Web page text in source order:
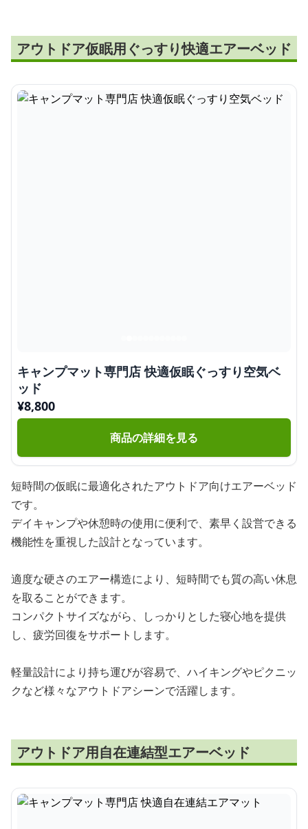
アウトドア仮眠用ぐっすり快適エアーベッド
キャンプマット専門店 快適仮眠ぐっすり空気ベ
ッド
¥8,800
商品の詳細を見る
短時間の仮眠に最適化されたアウトドア向けエアーベッド
です。
デイキャンプや休憩時の使用に便利で、素早く設営できる
機能性を重視した設計となっています。
適度な硬さのエアー構造により、短時間でも質の高い休息
を取ることができます。
コンパクトサイズながら、しっかりとした寝心地を提供
し、疲労回復をサポートします。
軽量設計により持ち運びが容易で、ハイキングやピクニッ
クなど様々なアウトドアシーンで活躍します。
アウトドア用自在連結型エアーベッド